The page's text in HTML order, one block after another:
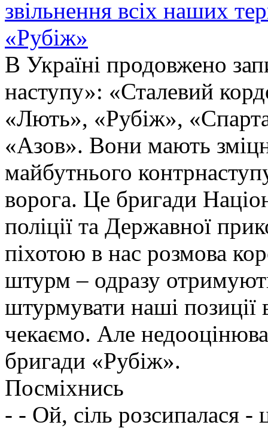
звільнення всіх наших
«Рубіж»
В Україні продовжено
наступу»: «Сталевий
«Лють», «Рубіж»,
«Азов». Вони мають
майбутнього
ворога. Це бригади
поліції та Державної
піхотою в нас розмова
штурм – одразу
штурмувати наші позиції
чекаємо. Але
бригади «Рубіж».
Посміхнись
- - Ой, сіль розсипалася